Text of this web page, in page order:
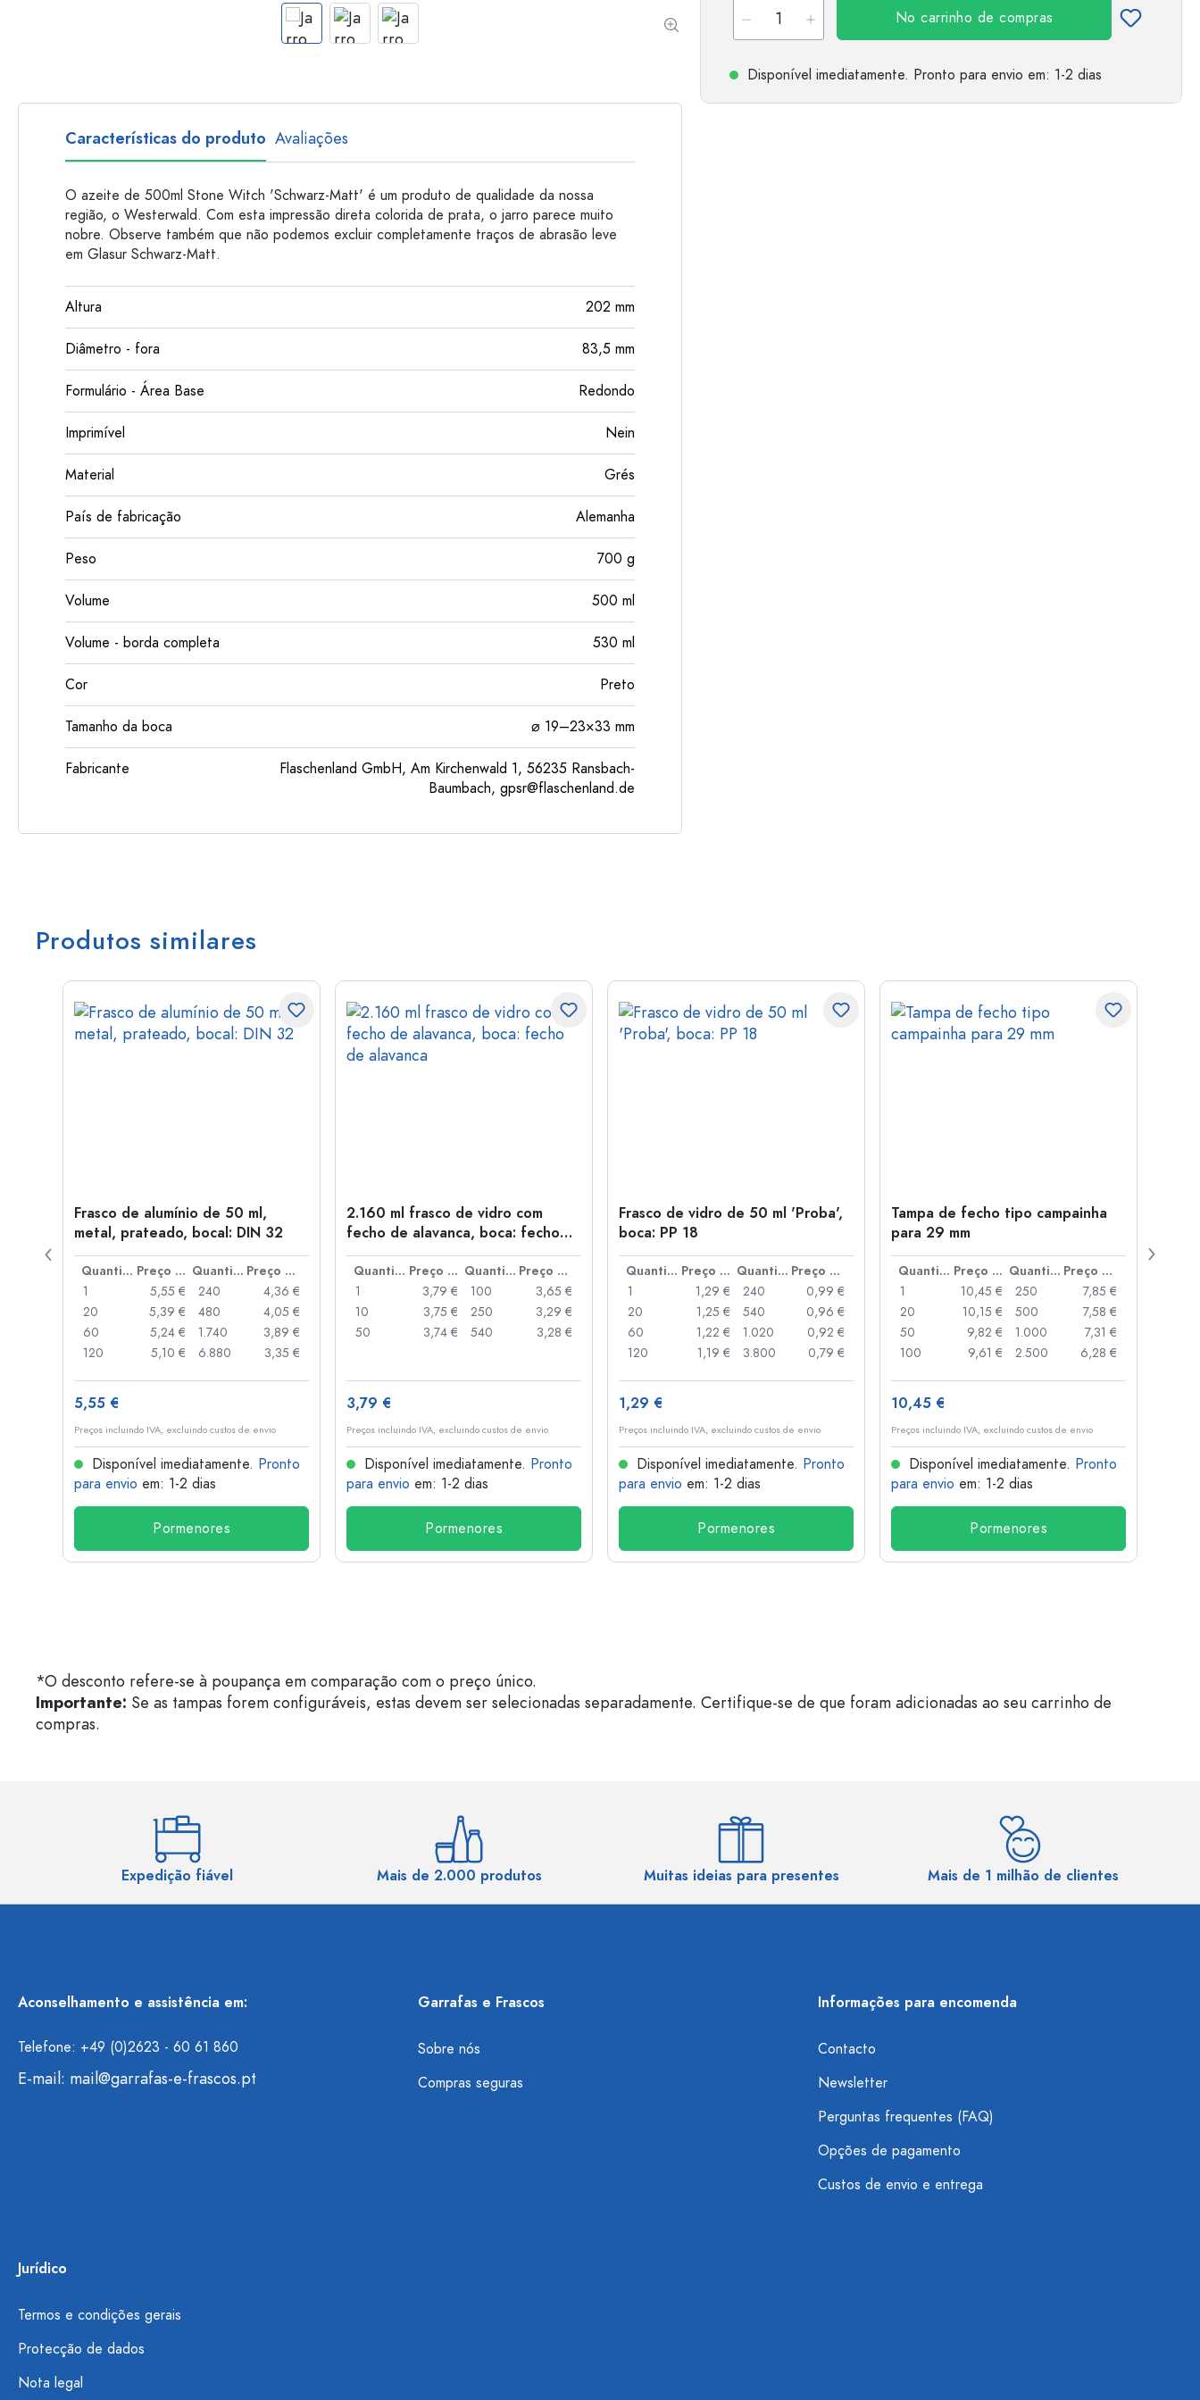
Garrafas de plastico
No carrinho de compras
Disponível imediatamente. Pronto para envio em: 1-2 dias
Características do produto Avaliações
O azeite de 500ml Stone Witch 'Schwarz-Matt' é um produto de qualidade da nossa
região, o Westerwald. Com esta impressão direta colorida de prata, o jarro parece muito
nobre. Observe também que não podemos excluir completamente traços de abrasão leve
em Glasur Schwarz-Matt.
Altura 202 mm
Diâmetro - fora 83,5 mm
Formulário - Área Base Redondo
Imprimível Nein
Material Grés
País de fabricação Alemanha
Peso 700 g
Volume 500 ml
Volume - borda completa 530 ml
Cor Preto
Tamanho da boca ⌀ 19–23×33 mm
Fabricante
Flaschenland GmbH, Am Kirchenwald 1, 56235 Ransbach-
Baumbach, gpsr@flaschenland.de
Produtos similares
Frasco de alumínio de 50 ml,
metal, prateado, bocal: DIN 32
Quantidade Preço por peça Quantidade
Preço por peça
1
5,55 €
20
5,39 €
60
5,24 €
120
5,10 €
240
4,36 €
480
4,05 €
1.740
3,89 €
6.880
3,35 €
5,55 €
Preços incluindo IVA, excluindo custos de envio
Disponível imediatamente. Pronto
para envio em: 1-2 dias
Pormenores
2.160 ml frasco de vidro com
fecho de alavanca, boca: fecho
de alavanca
Quantidade Preço por peça Quantidade
Preço por peça
1
3,79 €
10
3,75 €
50
3,74 €
100
3,65 €
250
3,29 €
540
3,28 €
3,79 €
Preços incluindo IVA, excluindo custos de envio
Disponível imediatamente. Pronto
para envio em: 1-2 dias
Pormenores
Frasco de vidro de 50 ml 'Proba',
boca: PP 18
Quantidade Preço por peça Quantidade
Preço por peça
1
1,29 €
20
1,25 €
60
1,22 €
120
1,19 €
240
0,99 €
540
0,96 €
1.020
0,92 €
3.800
0,79 €
1,29 €
Preços incluindo IVA, excluindo custos de envio
Disponível imediatamente. Pronto
para envio em: 1-2 dias
Pormenores
Tampa de fecho tipo campainha
para 29 mm
Quantidade Preço por peça Quantidade
Preço por peça
1
10,45 €
20
10,15 €
50
9,82 €
100
9,61 €
250
7,85 €
500
7,58 €
1.000
7,31 €
2.500
6,28 €
10,45 €
Preços incluindo IVA, excluindo custos de envio
Disponível imediatamente. Pronto
para envio em: 1-2 dias
Pormenores
*O desconto refere-se à poupança em comparação com o preço único.
Importante: Se as tampas forem configuráveis, estas devem ser selecionadas separadamente. Certifique-se de que foram adicionadas ao seu carrinho de
compras.
Expedição fiável Mais de 2.000 produtos Muitas ideias para presentes Mais de 1 milhão de clientes
Aconselhamento e assistência em:
Telefone: +49 (0)2623 - 60 61 860
E-mail: mail@garrafas-e-frascos.pt
Garrafas e Frascos
Sobre nós
Compras seguras
Informações para encomenda
Contacto
Newsletter
Perguntas frequentes (FAQ)
Opções de pagamento
Custos de envio e entrega
Jurídico
Termos e condições gerais
Protecção de dados
Nota legal